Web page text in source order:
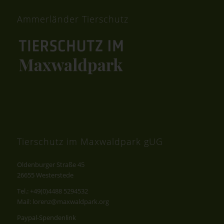
Ammerländer Tierschutz
Tierschutz im Maxwaldpark gUG
Oldenburger Straße 45
26655 Westerstede
Tel.: +49(0)4488 5294532
Mail: lorenz@maxwaldpark.org
Paypal-Spendenlink